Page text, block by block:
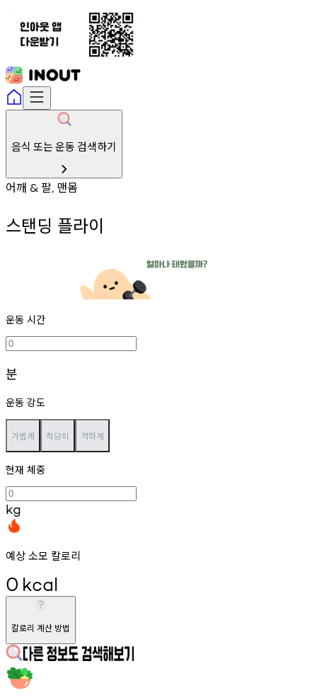
음식 또는 운동 검색하기
어깨 & 팔, 맨몸
스탠딩 플라이
운동 시간
분
운동 강도
가볍게 적당히 격하게
현재 체중
kg
예상 소모 칼로리
0 kcal
칼로리 계산 방법